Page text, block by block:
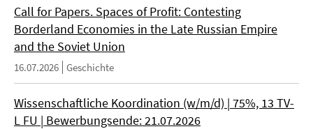
Call for Papers. Spaces of Profit: Contesting
Borderland Economies in the Late Russian Empire
and the Soviet Union
16.07.2026 Geschichte
Wissenschaftliche Koordination (w/m/d) | 75%, 13 TV-
L FU | Bewerbungsende: 21.07.2026